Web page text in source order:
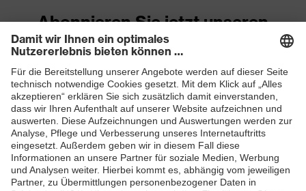
Abonnieren Sie jetzt unseren
Newsletter
ZUM NEWSLETTER ANMELDEN